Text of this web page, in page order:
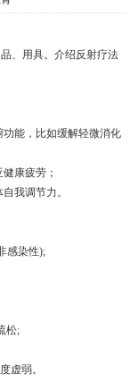
、用具。介绍反射疗法
能，比如缓解轻微消化
康疲劳；
我调节力。
感染性);
松;
虚弱。